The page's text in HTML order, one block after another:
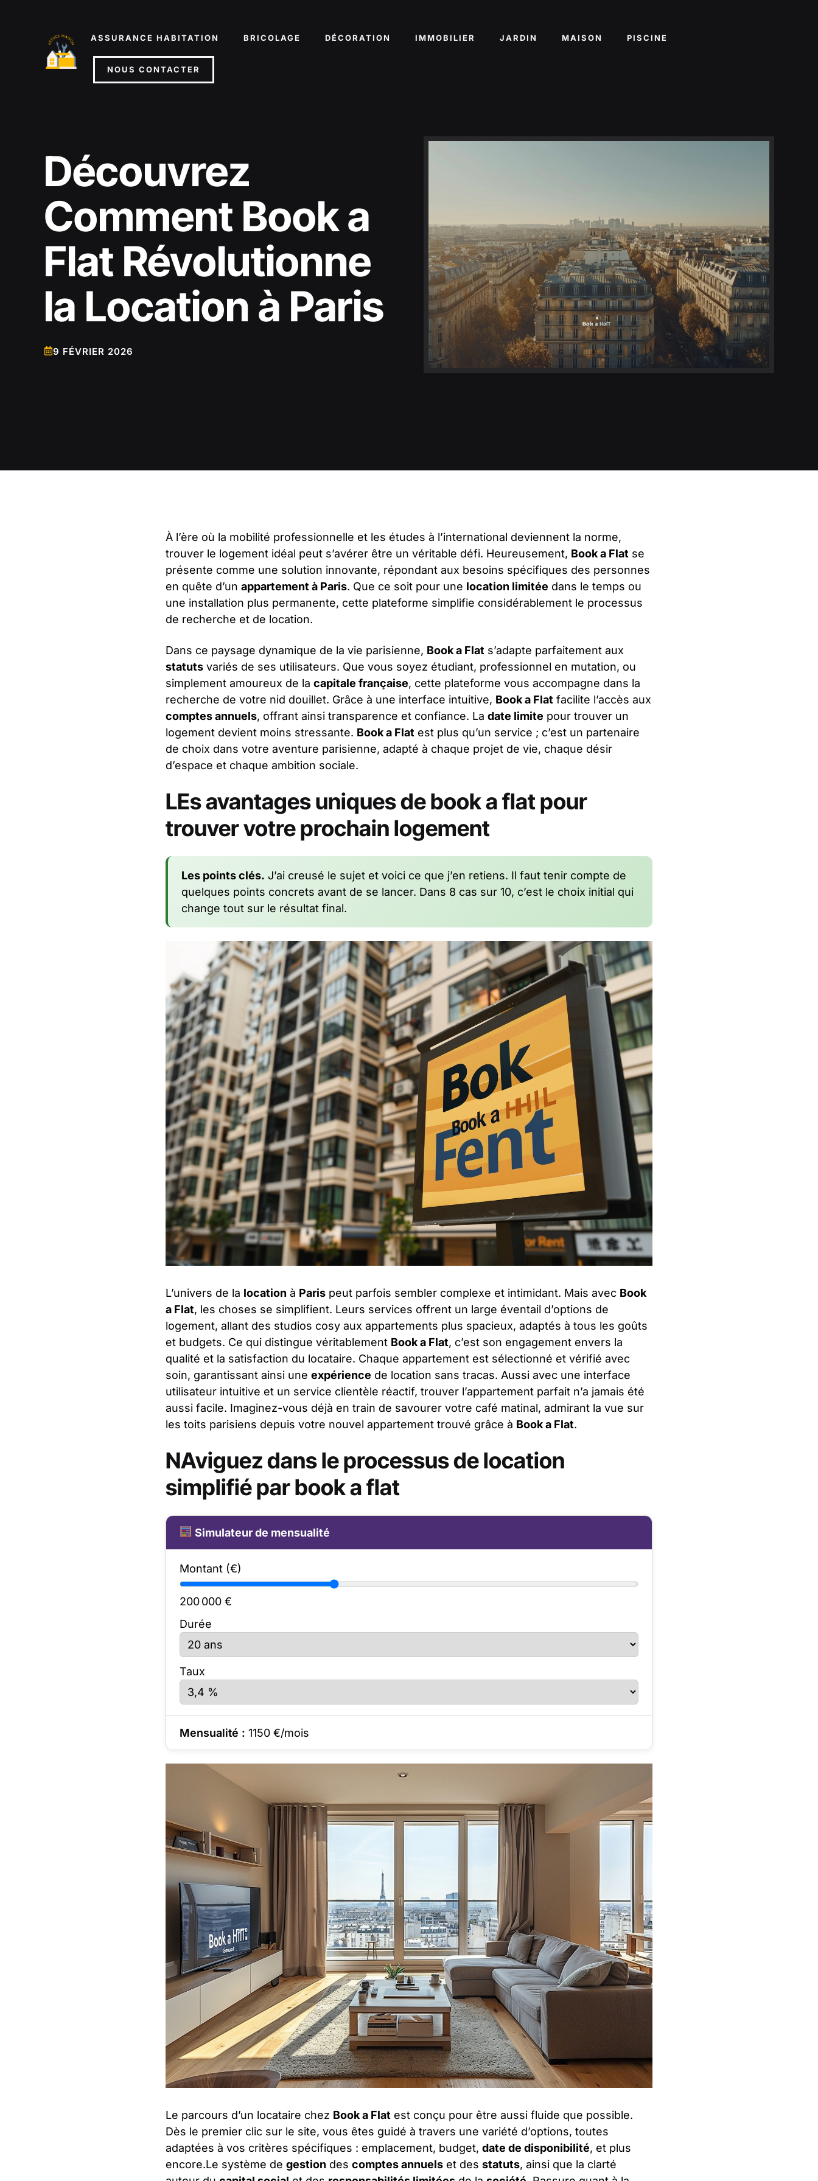
ASSURANCE HABITATION BRICOLAGE DÉCORATION IMMOBILIER JARDIN MAISON PISCINE
NOUS CONTACTER
Découvrez
Comment Book a
Flat Révolutionne
la Location à Paris
9 FÉVRIER 2026
À l’ère où la mobilité professionnelle et les études à l’international deviennent la norme,
trouver le logement idéal peut s’avérer être un véritable défi. Heureusement, Book a Flat se
présente comme une solution innovante, répondant aux besoins spécifiques des personnes
en quête d’un appartement à Paris. Que ce soit pour une location limitée dans le temps ou
une installation plus permanente, cette plateforme simplifie considérablement le processus
de recherche et de location.
Dans ce paysage dynamique de la vie parisienne, Book a Flat s’adapte parfaitement aux
statuts variés de ses utilisateurs. Que vous soyez étudiant, professionnel en mutation, ou
simplement amoureux de la capitale française, cette plateforme vous accompagne dans la
recherche de votre nid douillet. Grâce à une interface intuitive, Book a Flat facilite l’accès aux
comptes annuels, offrant ainsi transparence et confiance. La date limite pour trouver un
logement devient moins stressante. Book a Flat est plus qu’un service ; c’est un partenaire
de choix dans votre aventure parisienne, adapté à chaque projet de vie, chaque désir
d’espace et chaque ambition sociale.
LEs avantages uniques de book a flat pour
trouver votre prochain logement
Les points clés. J’ai creusé le sujet et voici ce que j’en retiens. Il faut tenir compte de
quelques points concrets avant de se lancer. Dans 8 cas sur 10, c’est le choix initial qui
change tout sur le résultat final.
L’univers de la location à Paris peut parfois sembler complexe et intimidant. Mais avec Book
a Flat, les choses se simplifient. Leurs services offrent un large éventail d’options de
logement, allant des studios cosy aux appartements plus spacieux, adaptés à tous les goûts
et budgets. Ce qui distingue véritablement Book a Flat, c’est son engagement envers la
qualité et la satisfaction du locataire. Chaque appartement est sélectionné et vérifié avec
soin, garantissant ainsi une expérience de location sans tracas. Aussi avec une interface
utilisateur intuitive et un service clientèle réactif, trouver l’appartement parfait n’a jamais été
aussi facile. Imaginez-vous déjà en train de savourer votre café matinal, admirant la vue sur
les toits parisiens depuis votre nouvel appartement trouvé grâce à Book a Flat.
NAviguez dans le processus de location
simplifié par book a flat
Simulateur de mensualité
Montant (€)
200 000 €
Durée
Taux
Mensualité : 1150 €/mois
Le parcours d’un locataire chez Book a Flat est conçu pour être aussi fluide que possible.
Dès le premier clic sur le site, vous êtes guidé à travers une variété d’options, toutes
adaptées à vos critères spécifiques : emplacement, budget, date de disponibilité, et plus
encore.Le système de gestion des comptes annuels et des statuts, ainsi que la clarté